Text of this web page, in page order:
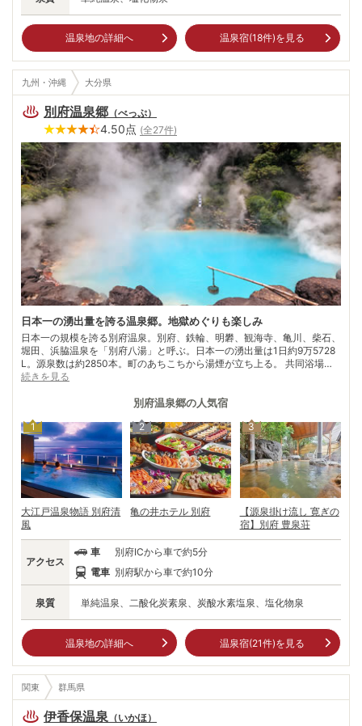
温泉地の詳細へ 温泉宿(18件)を見る
九州・沖縄 大分県
別府温泉郷 （べっぷ）
4.50点 (全27件)
日本一の湧出量を誇る温泉郷。地獄めぐりも楽しみ
日本一の規模を誇る別府温泉。別府、鉄輪、明礬、観海寺、亀川、柴石、
堀田、浜脇温泉を「別府八湯」と呼ぶ。日本一の湧出量は1日約9万5728
L。源泉数は約2850本。町のあちこちから湯煙が立ち上る。 共同浴場約1
70軒、宿は約1000軒。さらに、存在する11の泉質のうち放射能泉を除く
府に豊富な温泉をもたらしたとか。その象徴が「別府地 獄めぐり」。 赤
噴き出す「龍巻地獄」、別名ワニ地獄とも呼ばれている「鬼山地獄」な
ど、1000年以上も前から噴出しているという9つの“地獄”。別府の町を歩
けば、自然の威力にひたすら圧倒される。
続きを見る
別府温泉郷の人気宿
1
大江戸温泉物語 別府清
風
2
亀の井ホテル 別府
3
【源泉掛け流し 寛ぎの
宿】別府 豊泉荘
泉質 単純温泉、二酸化炭素泉、炭酸水素塩泉、塩化物泉
アクセス
車
別府ICから車で約5分
電車 別府駅から車で約10分
温泉地の詳細へ 温泉宿(21件)を見る
関東 群馬県
伊香保温泉 （いかほ）